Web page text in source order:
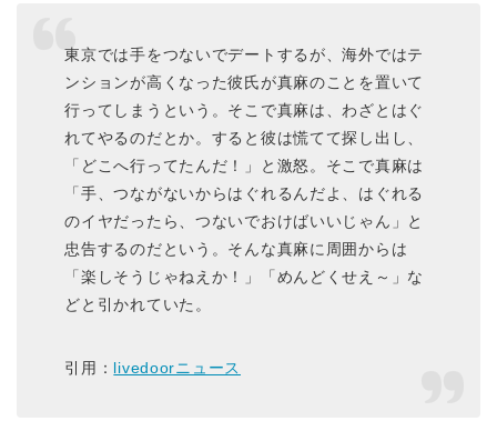
東京では手をつないでデートするが、海外ではテ
ンションが高くなった彼氏が真麻のことを置いて
行ってしまうという。そこで真麻は、わざとはぐ
れてやるのだとか。すると彼は慌てて探し出し、
「どこへ行ってたんだ！」と激怒。そこで真麻は
「手、つながないからはぐれるんだよ、はぐれる
のイヤだったら、つないでおけばいいじゃん」と
忠告するのだという。そんな真麻に周囲からは
「楽しそうじゃねえか！」「めんどくせえ～」な
どと引かれていた。
引用： livedoorニュース